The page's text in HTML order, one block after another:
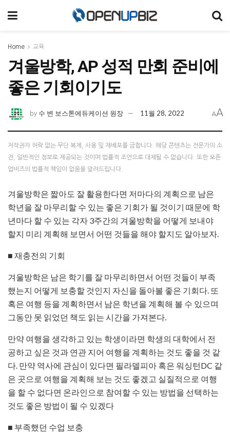
Home 교육
겨울방학, AP 성적 만회 준비에
좋은 기회이기도
by 수 변 보스톤에듀케이션 원장 11월 28, 2022 AA
저작권자 허락 없는 무단 복제, 사용 및 재배포를 금합니다. 해당 콘텐츠는 전문가의 소
견, 일반적인 정보로 제공되는 것이며 법률적 조언으로 대체될 수 없습니다. 또한 오픈
업비즈의 법률적 책임이 없음을 알려드립니다.
겨울방학은 짧아도 잘 활용한다면 저마다의 계획으로 남은
학년을 잘 마무리할 수 있는 좋은 기회가 될 것이기 때문에 학
년마다 할 수 있는 각자 3주간의 겨울방학을 어떻게 보내야
할지 미리 계획해 보면서 어떤 것들을 해야 할지도 알아보자.
■ 재충전의 기회
겨울방학은 남은 학기를 잘 마무리하면서 어떤 것들이 부족
했는지 어떻게 보충할 것인지 자신을 돌아볼 좋은 기회다. 또
혹은 여행 등을 계획하면서 남은 학년을 계획해 볼 수 있으며
그동안 못 읽었던 책도 읽는 시간을 가져본다.
만약 여행을 생각하고 있는 학생이라면 학생의 대학에서 전
공하고 싶은 것과 연관 지어 여행을 계획하는 것도 좋을 것 같
다. 만약 역사에 관심이 있다면 필라델피아 혹은 워싱턴DC 같
은 곳으로 여행을 계획해 보는 것도 좋겠고 실질적으로 여행
을 할 수 없다면 온라인으로 참여할 수 있는 방법을 선택하는
것도 좋은 방법이 될 수 있겠다
■ 부족했던 수업 보충